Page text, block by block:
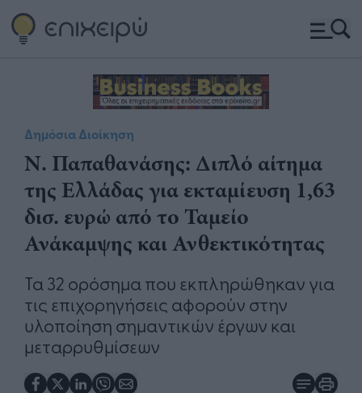
Δημόσια Διοίκηση
Ν. Παπαθανάσης: Διπλό αίτημα
της Ελλάδας για εκταμίευση 1,63
δισ. ευρώ από το Ταμείο
Ανάκαμψης και Ανθεκτικότητας
Τα 32 ορόσημα που εκπληρώθηκαν για
τις επιχορηγήσεις αφορούν στην
υλοποίηση σημαντικών έργων και
μεταρρυθμίσεων